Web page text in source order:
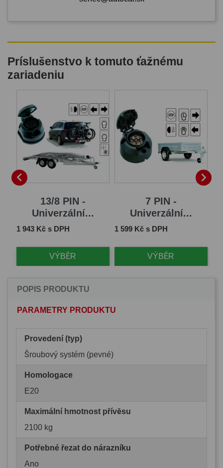
Príslušenstvo k tomuto ťažnému
zariadeniu

13/8 PIN -
Univerzální...
Cena
1 943 Kč s DPH
VÝBĚR
7 PIN -
Univerzální...
Cena
1 599 Kč s DPH
VÝBĚR

POPIS PRODUKTU
PARAMETRY PRODUKTU
Provedení (typ)
Šroubový systém (pevné)
Homologace
E20
Maximální hmotnost přívěsu
2100 kg
Potřebné řezat do nárazníku
Ano